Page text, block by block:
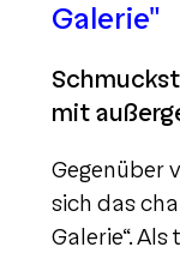
Galerie"
mit
Gegenüber
sich das
Galerie“.